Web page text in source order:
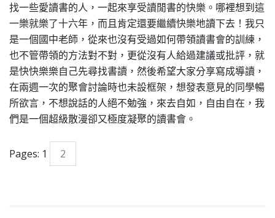
找一些愛讀書的人，一起來享受讀閒書的快樂。哪裡想到這
一樂就樂了十六年，而且肯定還要繼續快樂地讀下去！ 我只
是一個國中老師，從來也沒有受過如何帶領讀書會的訓練，
也不管帶領的方法對不對，更從沒有人給過建議或批評，就
是快快樂樂自己先尋找書讀，然後希望大家分享寫成導讀，
在兩週一次的聚會討論時也未設框架，想發表意見的同學暢
所欲言，不想說話的人絕不勉強，來去自如，自由自在，我
們是一個超級散漫卻又極度凝聚的讀書會。
Pages: 1 2